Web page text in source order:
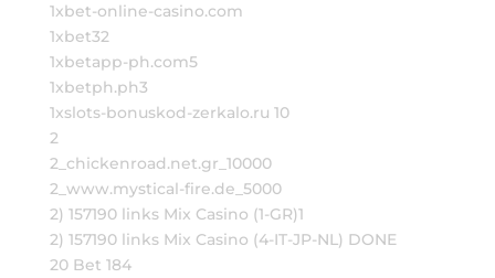
1xbet-online-casino.com
1xbet32
1xbetapp-ph.com5
1xbetph.ph3
1xslots-bonuskod-zerkalo.ru 10
2
2_chickenroad.net.gr_10000
2_www.mystical-fire.de_5000
2) 157190 links Mix Casino (1-GR)1
2) 157190 links Mix Casino (4-IT-JP-NL) DONE
20 Bet 184